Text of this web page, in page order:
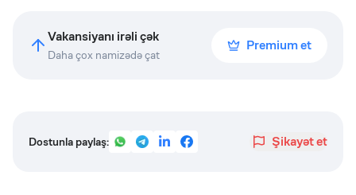
Vakansiyanı irəli çək
Daha çox namizədə çat
Premium et
Dostunla paylaş: Şikayət et